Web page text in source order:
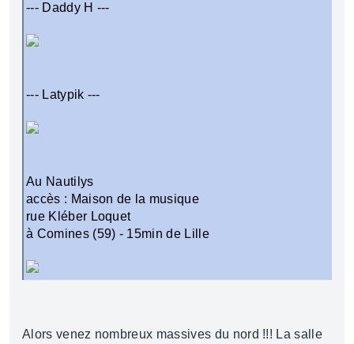
--- Daddy H ---
--- Latypik ---
Au Nautilys
accès : Maison de la musique
rue Kléber Loquet
à Comines (59) - 15min de Lille
Alors venez nombreux massives du nord !!! La salle